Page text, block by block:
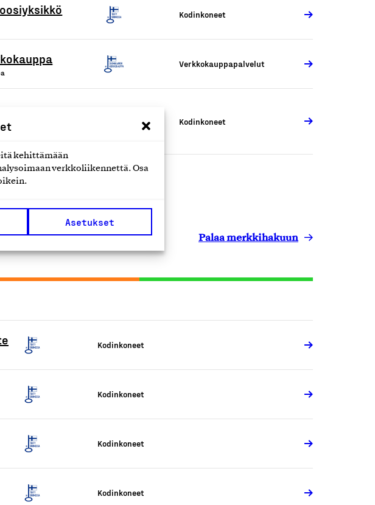
kehittämään
verkkoliikennettä. Osa
Asetukset
Kodinkoneet
Verkkokauppapalvelut
Kodinkoneet
Palaa merkkihakuun
Kodinkoneet
Kodinkoneet
Kodinkoneet
Kodinkoneet